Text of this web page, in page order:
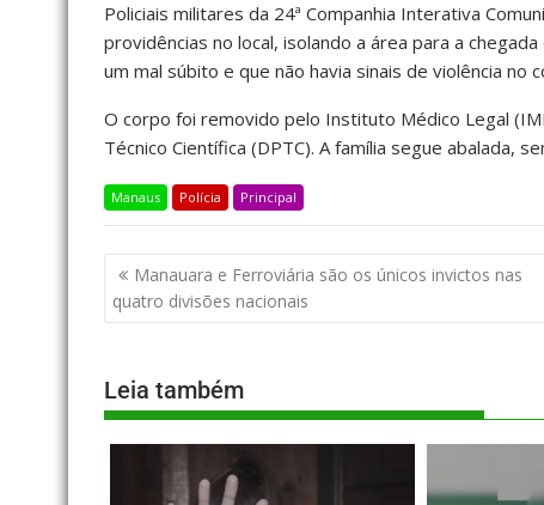
Policiais militares da 24ª Companhia Interativa
providências no local, isolando a área para a
um mal súbito e que não havia sinais de violência no
O corpo foi removido pelo Instituto Médico Legal
Técnico Científica (DPTC). A família segue abalada,
Manaus Polícia Principal
Manauara e Ferroviária são os únicos invictos nas
quatro divisões nacionais
Leia também